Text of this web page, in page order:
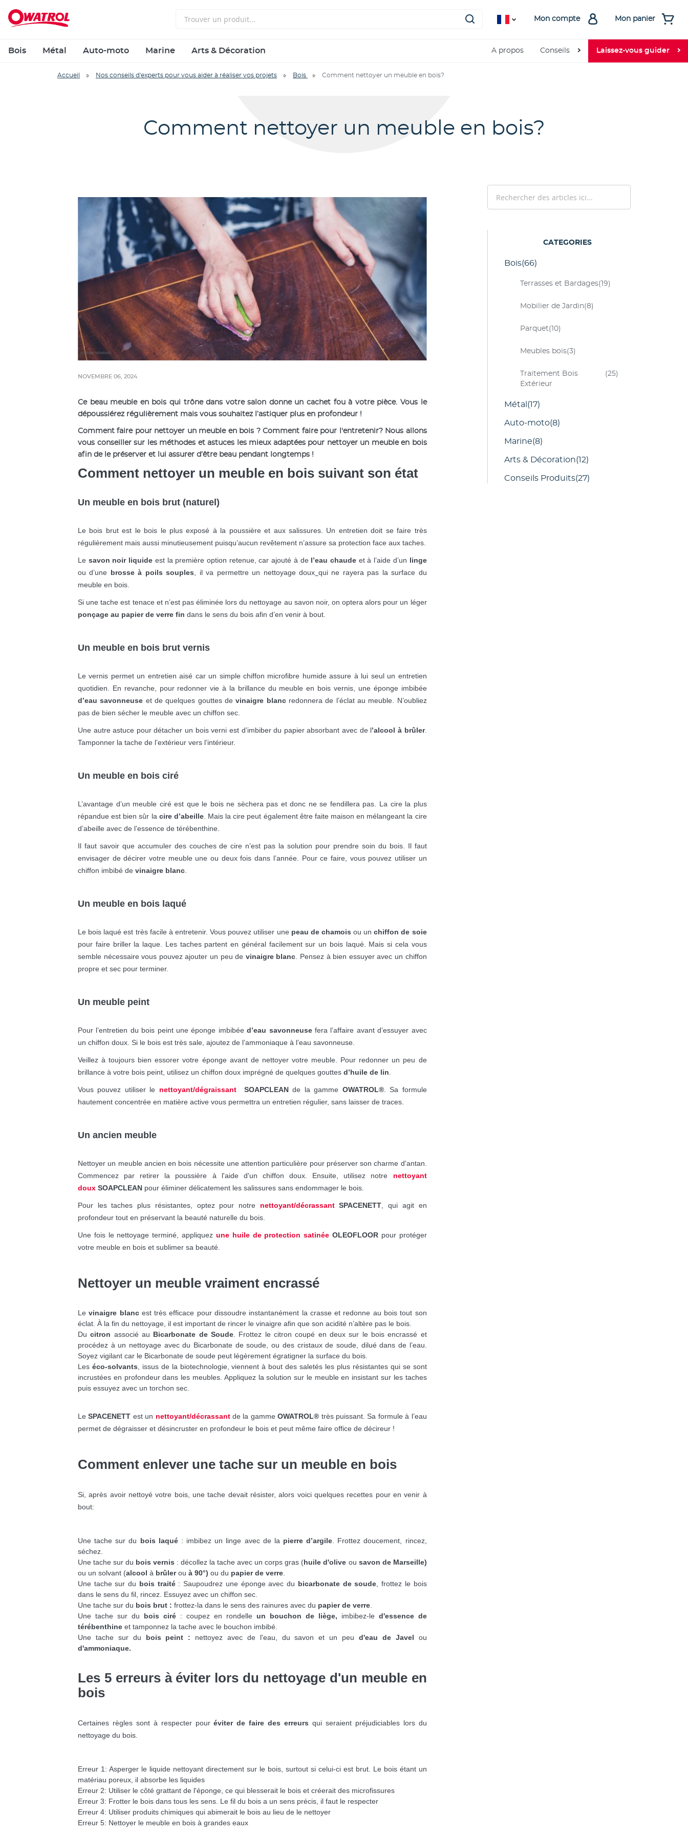
Mon compte Mon panier
Bois Métal Auto-moto Marine Arts & Décoration A propos Conseils Laissez-vous guider
Accueil Nos conseils d'experts pour vous aider à réaliser vos projets Bois Comment nettoyer un meuble en bois?
Comment nettoyer un meuble en bois?
NOVEMBRE 06, 2024
Ce beau meuble en bois qui trône dans votre salon donne un cachet fou à votre pièce. Vous le
dépoussiérez régulièrement mais vous souhaitez l’astiquer plus en profondeur !
Comment faire pour nettoyer un meuble en bois ? Comment faire pour l'entretenir? Nous allons
vous conseiller sur les méthodes et astuces les mieux adaptées pour nettoyer un meuble en bois
afin de le préserver et lui assurer d’être beau pendant longtemps !
Comment nettoyer un meuble en bois suivant son état
Un meuble en bois brut (naturel)
Le bois brut est le bois le plus exposé à la poussière et aux salissures. Un entretien doit se faire très
régulièrement mais aussi minutieusement puisqu’aucun revêtement n’assure sa protection face aux taches.
Le savon noir liquide est la première option retenue, car ajouté à del’eau chaude et à l’aide d’un linge
ou d’une brosse à poils souples , il va permettre un nettoyage doux qui ne rayera pas la surface du
meuble en bois.
Si une tache est tenace et n’est pas éliminée lors du nettoyage au savon noir, on optera alors pour un léger
ponçage au papier de verre fin dans le sens du bois afin d’en venir à bout.
Un meuble en bois brut vernis
Le vernis permet un entretien aisé car un simple chiffon microfibre humide assure à lui seul un entretien
quotidien. En revanche, pour redonner vie à la brillance du meuble en bois vernis, une éponge imbibée
d’eau savonneuse et de quelques gouttes devinaigre blancredonnera de l’éclat au meuble. N’oubliez
pas de bien sécher le meuble avec un chiffon sec.
Une autre astuce pour détacher un bois verni est d’imbiber du papier absorbant avec de l’alcool à brûler.
Tamponner la tache de l’extérieur vers l’intérieur.
Un meuble en bois ciré
L’avantage d’un meuble ciré est que le bois ne sèchera pas et donc ne se fendillera pas. La cire la plus
répandue est bien sûr la cire d’abeille. Mais la cire peut également être faite maison en mélangeant la cire
d’abeille avec de l’essence de térébenthine.
Il faut savoir que accumuler des couches de cire n’est pas la solution pour prendre soin du bois. Il faut
envisager de décirer votre meuble une ou deux fois dans l’année. Pour ce faire, vous pouvez utiliser un
chiffon imbibé de vinaigre blanc
Un meuble en bois laqué
Le bois laqué est très facile à entretenir. Vous pouvez utiliser unepeau de chamois ou unchiffon de soie
pour faire briller la laque. Les taches partent en général facilement sur un bois laqué. Mais si cela vous
semble nécessaire vous pouvez ajouter un peu de vinaigre blanc . Pensez à bien essuyer avec un chiffon
propre et sec pour terminer.
Un meuble peint
Pour l’entretien du bois peint une éponge imbibéed’eau savonneusefera l’affaire avant d’essuyer avec
un chiffon doux. Si le bois est très sale, ajoutez de l’ammoniaque à l’eau savonneuse.
Veillez à toujours bien essorer votre éponge avant de nettoyer votre meuble. Pour redonner un peu de
brillance à votre bois peint, utilisez un chiffon doux imprégné de quelques gouttes d’huile de lin
Vous pouvez utiliser le nettoyant/dégraissant SOAPCLEANde la gamme OWATROL®. Sa formule
hautement concentrée en matière active vous permettra un entretien régulier, sans laisser de traces.
Un ancien meuble
Nettoyer un meuble ancien en bois nécessite une attention particulière pour préserver son charme d'antan.
Commencez par retirer la poussière à l'aide d'un chiffon doux. Ensuite, utilisez notre nettoyant
doux SOAPCLEAN pour éliminer délicatement les salissures sans endommager le bois.
Pour les taches plus résistantes, optez pour notre nettoyant/décrassantSPACENETT , qui agit en
profondeur tout en préservant la beauté naturelle du bois.
Une fois le nettoyage terminé, appliquez une huile de protection satinée OLEOFLOOR pour protéger
votre meuble en bois et sublimer sa beauté.
Nettoyer un meuble vraiment encrassé
Levinaigre blancest très efficace pour dissoudre instantanément la crasse et redonne au bois tout son
éclat. À la fin du nettoyage, il est important de rincer le vinaigre afin que son acidité n’altère pas le bois.
Ducitron associé au Bicarbonate de Soude . Frottez le citron coupé en deux sur le bois encrassé et
procédez à un nettoyage avec du Bicarbonate de soude, ou des cristaux de soude, dilué dans de l’eau.
Soyez vigilant car le Bicarbonate de soude peut légèrement égratigner la surface du bois.
Les éco-solvants , issus de la biotechnologie, viennent à bout des saletés les plus résistantes qui se sont
incrustées en profondeur dans les meubles. Appliquez la solution sur le meuble en insistant sur les taches
puis essuyez avec un torchon sec.
LeSPACENETT est un nettoyant/décrassantde la gammeOWATROL® très puissant. Sa formule à l’eau
permet de dégraisser et désincruster en profondeur le bois et peut même faire office de décireur !
Comment enlever une tache sur un meuble en bois
Si, après avoir nettoyé votre bois, une tache devait résister, alors voici quelques recettes pour en venir à
bout:
Une tache sur du bois laqué: imbibez un linge avec de la pierre d’argile . Frottez doucement, rincez,
séchez.
Une tache sur du bois vernis : décollez la tache avec un corps gras (huile d'olive ou savon de Marseille)
ou un solvant (alcool à brûlerou à 90°) ou du papier de verre
Une tache sur du bois traité: Saupoudrez une éponge avec du bicarbonate de soude , frottez le bois
dans le sens du fil, rincez. Essuyez avec un chiffon sec.
Une tache sur du bois brut : frottez-la dans le sens des rainures avec du papier de verre
Une tache sur du bois ciré: coupez en rondelle un bouchon de liège, imbibez-le d'essence de
térébenthine et tamponnez la tache avec le bouchon imbibé.
Une tache sur du bois peint : nettoyez avec de l'eau, du savon et un peu d'eau de Javel ou
d'ammoniaque.
Les 5 erreurs à éviter lors du nettoyage d'un meuble en
bois
Certaines règles sont à respecter pouréviter de faire des erreurs qui seraient préjudiciables lors du
nettoyage du bois.
Erreur 1: Asperger le liquide nettoyant directement sur le bois, surtout si celui-ci est brut. Le bois étant un
matériau poreux, il absorbe les liquides
Erreur 2: Utiliser le côté grattant de l'éponge, ce qui blesserait le bois et créerait des microfissures
Erreur 3: Frotter le bois dans tous les sens. Le fil du bois a un sens précis, il faut le respecter
Erreur 4: Utiliser produits chimiques qui abimerait le bois au lieu de le nettoyer
Erreur 5: Nettoyer le meuble en bois à grandes eaux
Rechercher
CATEGORIES
Bois(66)
Terrasses et Bardages(19)
Mobilier de Jardin(8)
Parquet(10)
Meubles bois(3)
Traitement Bois
Extérieur
(25)
Métal (17)
Auto-moto(8)
Marine(8)
Arts & Décoration(12)
Conseils Produits(27)